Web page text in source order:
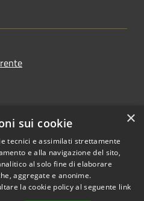
Copyright © 2026 • Comune di
Marrubiu • Powered by
×
sui cookie
tecnici e assimilati strettamente
e alla navigazione del sito,
al solo fine di elaborare
aggregate e anonime.
la cookie policy al seguente link